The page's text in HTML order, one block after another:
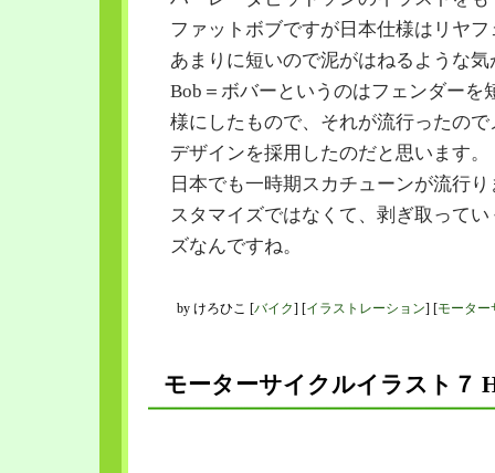
ファットボブですが日本仕様はリヤ
あまりに短いので泥がはねるような
Bob＝ボバーというのはフェンダーを
様にしたもので、それが流行ったの
デザインを採用したのだと思います。
日本でも一時期スカチューンが流行
スタマイズではなくて、剥ぎ取って
ズなんですね。
by けろひこ [バイク] [イラストレーション] [モーター
モーターサイクルイラスト７